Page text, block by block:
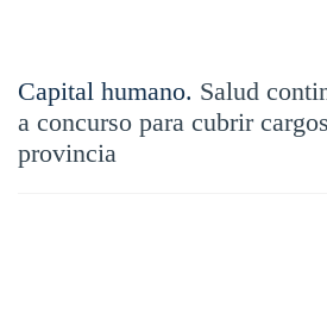
Capital humano. Salud
a concurso para cubrir
provincia